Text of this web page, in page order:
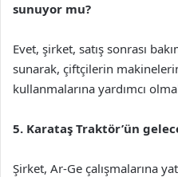
sunuyor mu?
Evet, şirket, satış sonrası
sunarak, çiftçilerin
kullanmalarına yardımcı
5. Karataş Traktör’ün
Şirket, Ar-Ge çalışmalarına